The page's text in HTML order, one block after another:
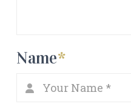
Name*